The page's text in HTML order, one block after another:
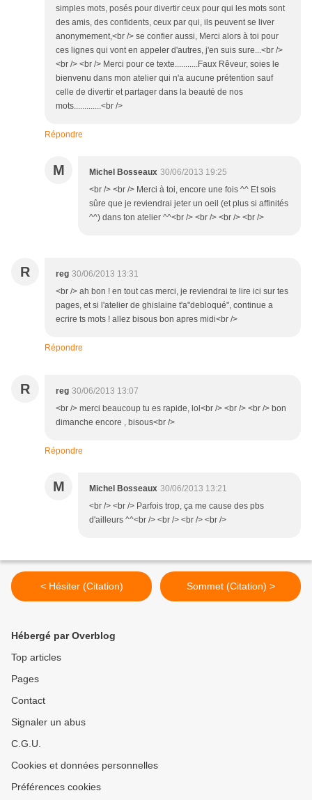
simples mots, posés pour divertir ceux pour qui les mots sont
des amis, des confidents, ceux par qui, ils peuvent se liver
anonymement,<br /> se confier aussi, Merci alors à toi pour
ces lignes qui vont en appeler d'autres, j'en suis sure...<br />
<br /> <br /> Merci pour ce texte...........Faux Rêveur, soies le
bienvenu dans mon atelier qui n'a aucune prétention sauf
celle de divertir et partager dans la beauté de nos
mots.............<br />
Répondre
M Michel Bosseaux 30/06/2013 19:25
<br /> <br /> Merci à toi, encore une fois ^^ Et sois
sûre que je reviendrai jeter un oeil (et plus si affinités
^^) dans ton atelier ^^<br /> <br /> <br /> <br />
R reg 30/06/2013 13:31
<br /> ah bon ! en tout cas merci, je reviendrai te lire ici sur tes
pages, et si l'atelier de ghislaine t'a"debloqué", continue a
ecrire ts mots ! allez bisous bon apres midi<br />
Répondre
R reg 30/06/2013 13:07
<br /> merci beaucoup tu es rapide, lol<br /> <br /> <br /> bon
dimanche encore , bisous<br />
Répondre
M Michel Bosseaux 30/06/2013 13:21
<br /> <br /> Parfois trop, ça me cause des pbs
d'ailleurs ^^<br /> <br /> <br /> <br />
< Hésiter (Citation) Sommet (Citation) >
Hébergé par Overblog
Top articles
Pages
Contact
Signaler un abus
C.G.U.
Cookies et données personnelles
Préférences cookies